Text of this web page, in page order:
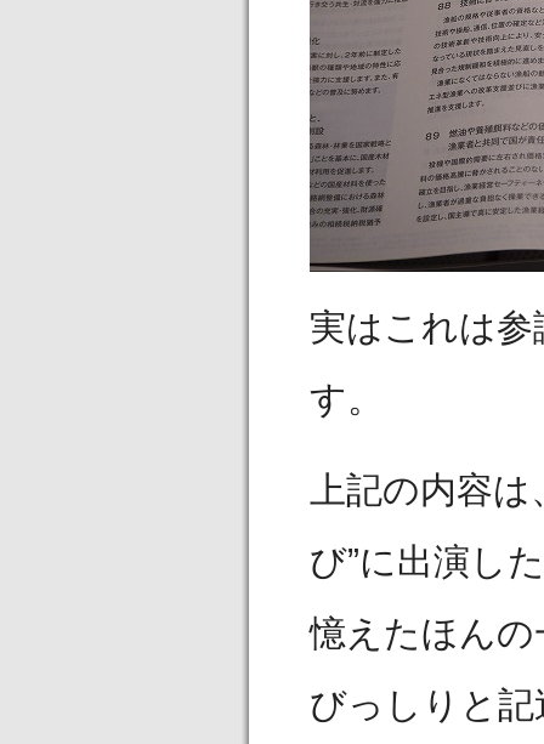
実はこれは
す。
上記の内容
び”に出演し
憶えたほんの
びっしりと